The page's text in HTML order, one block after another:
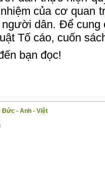
của cơ quan
người dân. Để
Tố cáo, cuốn
bạn đọc!
Đức - Anh - Việt